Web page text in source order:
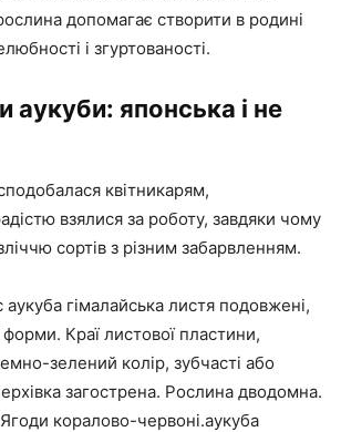
допомагає створити в родині
і згуртованості.
аукуби: японська і не
квітникарям,
взялися за роботу, завдяки чому
сортів з різним забарвленням.
аукуба гімалайська листя подовжені,
Краї листової пластини,
зелений колір, зубчасті або
загострена. Рослина дводомна.
коралово-червоні.аукуба